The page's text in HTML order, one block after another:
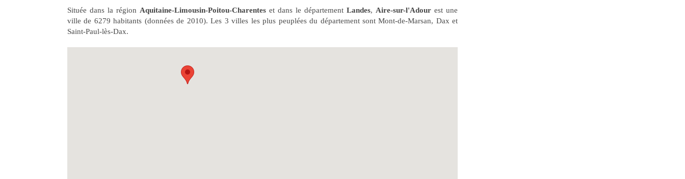
Située dans la région Aquitaine-Limousin-Poitou-Charentes et dans le départementLandes, Aire-sur-l'Adour est une
ville de 6279 habitants (données de 2010). Les 3 villes les plus peuplées du département sont Mont-de-Marsan, Dax et
Saint-Paul-lès-Dax.